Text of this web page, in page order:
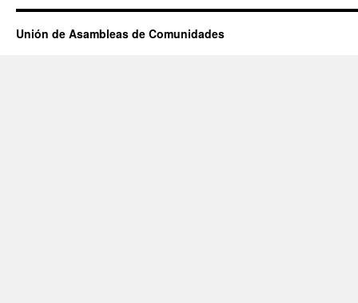
Unión de Asambleas de Comunidades